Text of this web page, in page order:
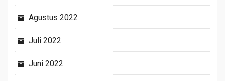
Agustus 2022
Juli 2022
Juni 2022